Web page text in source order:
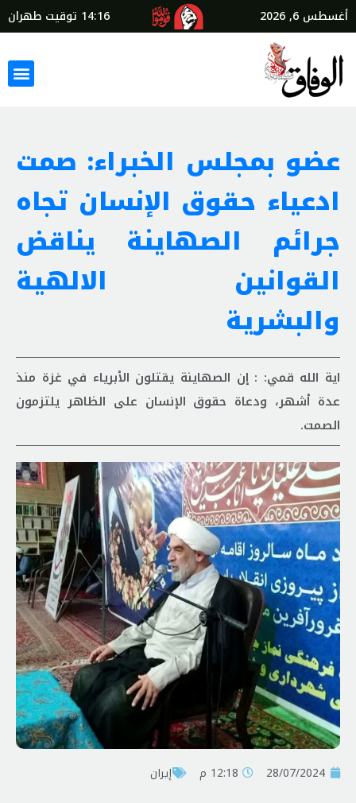
أغسطس 6, 2026 14:16 توقيت طهران
عضو بمجلس الخبراء: صمت
ادعياء حقوق الإنسان تجاه
جرائم الصهاينة يناقض
القوانين الالهية
والبشرية
اية الله قمي: : إن الصهاينة يقتلون الأبرياء في غزة منذ
عدة أشهر، ودعاة حقوق الإنسان على الظاهر يلتزمون
الصمت.
28/07/2024 12:18 م إيران